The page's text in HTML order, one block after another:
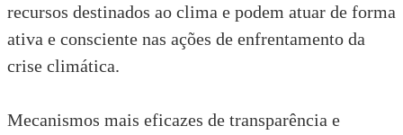
recursos destinados ao clima e podem atuar de forma
ativa e consciente nas ações de enfrentamento da
crise climática.
Mecanismos mais eficazes de transparência e